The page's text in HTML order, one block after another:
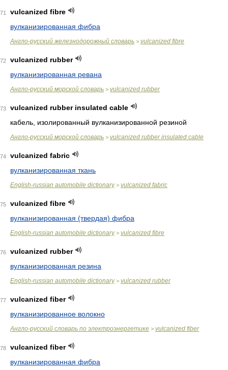
71
vulcanized fibre
вулканизированная фибра
Англо-русский железнодорожный словарь > vulcanized fibre
72
vulcanized rubber
вулканизированная ревана
Англо-русский морской словарь > vulcanized rubber
73
vulcanized rubber insulated cable
кабель, изолированный вулканизированной резиной
Англо-русский морской словарь > vulcanized rubber insulated cable
74
vulcanized fabric
вулканизированная ткань
English-russian automobile dictionary> vulcanized fabric
75
vulcanized fibre
вулканизированная (твердая) фибра
English-russian automobile dictionary> vulcanized fibre
76
vulcanized rubber
вулканизированная резина
English-russian automobile dictionary> vulcanized rubber
77
vulcanized fiber
вулканизированное волокно
Англо-русский словарь по электроэнергетике > vulcanized fiber
78
vulcanized fiber
вулканизированная фибра